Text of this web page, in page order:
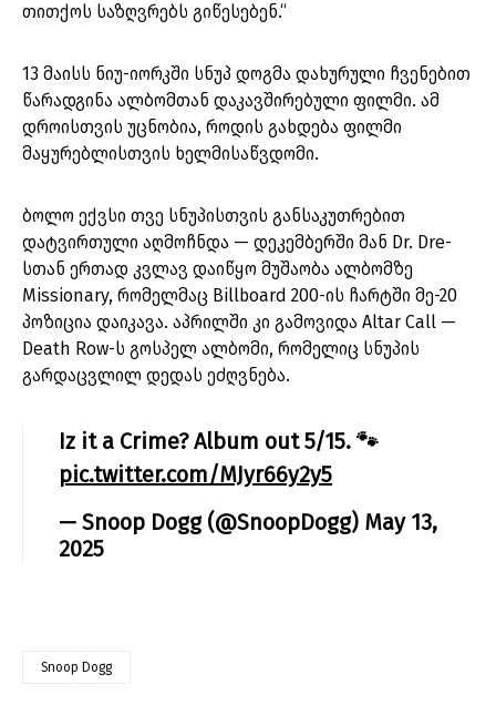
თითქოს საზღვრებს გიწესებენ.“
13 მაისს ნიუ-იორკში სნუპ დოგმა დახურული ჩვენებით
წარადგინა ალბომთან დაკავშირებული ფილმი. ამ
დროისთვის უცნობია, როდის გახდება ფილმი
მაყურებლისთვის ხელმისაწვდომი.
ბოლო ექვსი თვე სნუპისთვის განსაკუთრებით
დატვირთული აღმოჩნდა — დეკემბერში მან Dr. Dre-
სთან ერთად კვლავ დაიწყო მუშაობა ალბომზე
Missionary, რომელმაც Billboard 200-ის ჩარტში მე-20
პოზიცია დაიკავა. აპრილში კი გამოვიდა Altar Call —
Death Row-ს გოსპელ ალბომი, რომელიც სნუპის
გარდაცვლილ დედას ეძღვნება.
Iz it a Crime? Album out 5/15. 🐾
pic.twitter.com/MJyr66y2y5
— Snoop Dogg (@SnoopDogg) May 13,
2025
Snoop Dogg